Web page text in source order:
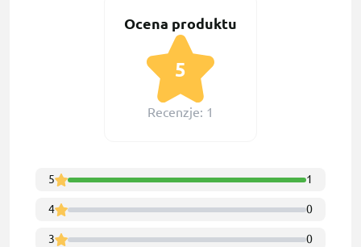
Ocena produktu
5
Recenzje: 1
5 1
4 0
3 0